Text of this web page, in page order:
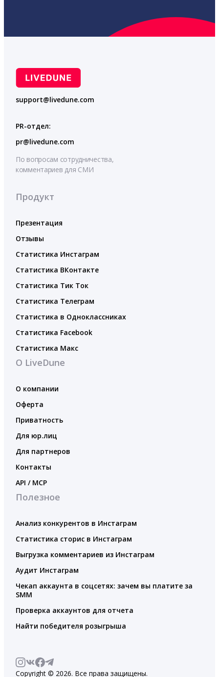
support@livedune.com
PR-отдел:
pr@livedune.com
По вопросам сотрудничества,
комментариев для СМИ
Продукт
Презентация
Отзывы
Статистика Инстаграм
Статистика ВКонтакте
Статистика Тик Ток
Статистика Телеграм
Статистика в Одноклассниках
Статистика Facebook
Статистика Макс
О LiveDune
О компании
Оферта
Приватность
Для юр.лиц
Для партнеров
Контакты
API / MCP
Полезное
Анализ конкурентов в Инстаграм
Статистика сторис в Инстаграм
Выгрузка комментариев из Инстаграм
Аудит Инстаграм
Чекап аккаунта в соцсетях: зачем вы платите за
SMM
Проверка аккаунтов для отчета
Найти победителя розыгрыша
Copyright © 2026. Все права защищены.